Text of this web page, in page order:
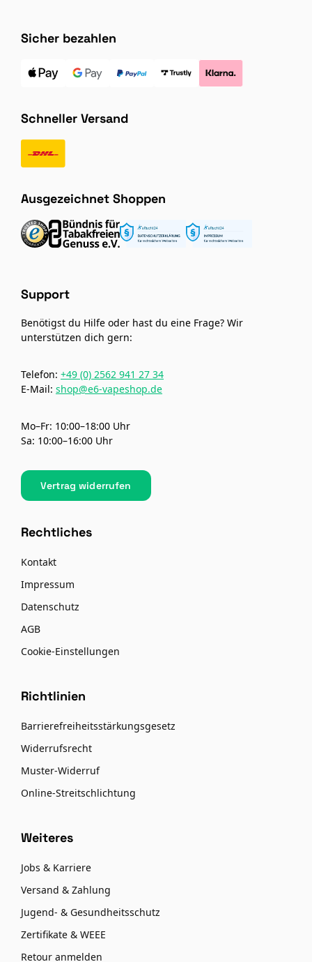
Sicher bezahlen
Schneller Versand
Ausgezeichnet Shoppen
Support
Benötigst du Hilfe oder hast du eine Frage? Wir
unterstützen dich gern:
Telefon: +49 (0) 2562 941 27 34
E-Mail: shop@e6-vapeshop.de
Mo–Fr: 10:00–18:00 Uhr
Sa: 10:00–16:00 Uhr
Vertrag widerrufen
Rechtliches
Kontakt
Impressum
Datenschutz
AGB
Cookie-Einstellungen
Richtlinien
Barrierefreiheitsstärkungsgesetz
Widerrufsrecht
Muster-Widerruf
Online-Streitschlichtung
Weiteres
Jobs & Karriere
Versand & Zahlung
Jugend- & Gesundheitsschutz
Zertifikate & WEEE
Retour anmelden